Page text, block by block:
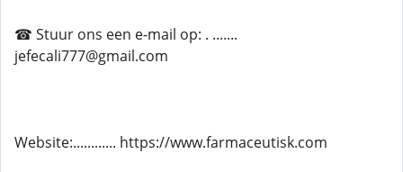
☎ Stuur ons een e-mail op: . .......
jefecali777@gmail.com
Website:............ https://www.farmaceutisk.com